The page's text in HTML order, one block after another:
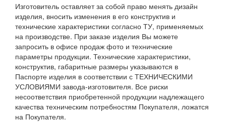
Изготовитель оставляет за собой право менять дизайн
изделия, вносить изменения в его конструктив и
технические характеристики согласно ТУ, применяемых
на производстве. При заказе изделия Вы можете
запросить в офисе продаж фото и технические
параметры продукции. Технические характеристики,
конструктив, габаритные размеры указываются в
Паспорте изделия в соответствии с ТЕХНИЧЕСКИМИ
УСЛОВИЯМИ завода-изготовителя. Все риски
несоответствия приобретенной продукции надлежащего
качества техническим потребностям Покупателя, ложатся
на Покупателя.